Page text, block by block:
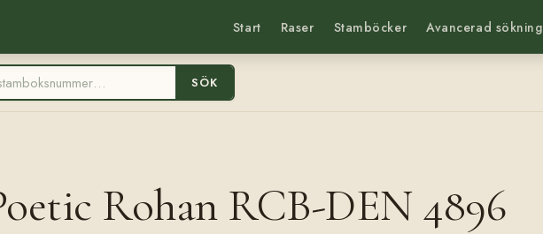
Start Raser Stamböcker Avancerad sökning
SÖK
Rohan RCB-DEN 4896